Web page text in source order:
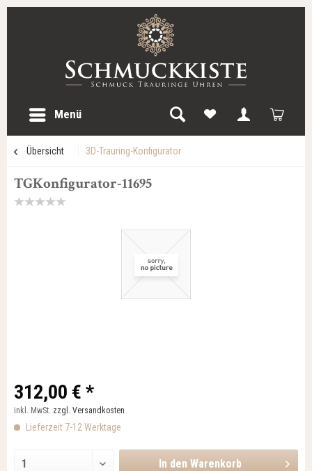
Menü
Übersicht 3D-Trauring-Konfigurator
TGKonfigurator-11695
312,00 € *
inkl. MwSt. zzgl. Versandkosten
Lieferzeit 7-12 Werktage
In den Warenkorb